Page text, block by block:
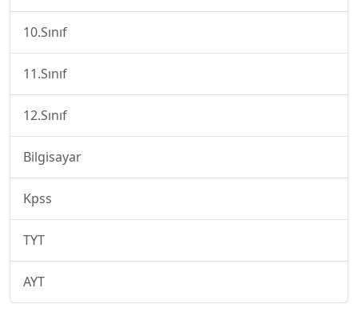
10.Sınıf
11.Sınıf
12.Sınıf
Bilgisayar
Kpss
TYT
AYT